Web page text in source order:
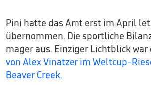
Pini hatte das Amt erst im April
übernommen. Die sportliche
mager aus. Einziger Lichtblick war
von Alex Vinatzer im Weltcup-
Beaver Creek.